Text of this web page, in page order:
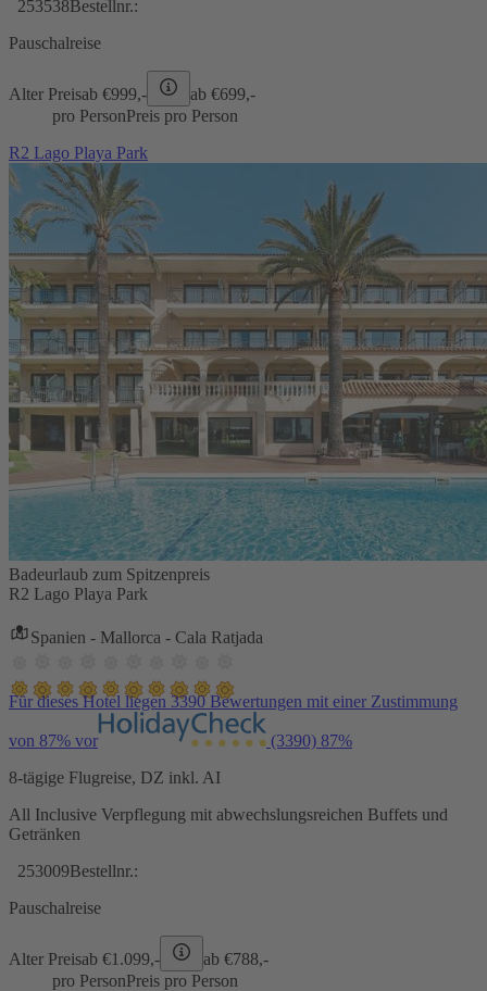
253538Bestellnr.:
Pauschalreise
Alter Preisab €999,- ab €699,-
pro PersonPreis pro Person
R2 Lago Playa Park
Badeurlaub zum Spitzenpreis
R2 Lago Playa Park
Spanien - Mallorca - Cala Ratjada
Für dieses Hotel liegen 3390 Bewertungen mit einer Zustimmung
von 87% vor (3390) 87%
8-tägige Flugreise, DZ inkl. AI
All Inclusive Verpflegung mit abwechslungsreichen Buffets und
Getränken
253009Bestellnr.:
Pauschalreise
Alter Preisab €1.099,- ab €788,-
pro PersonPreis pro Person